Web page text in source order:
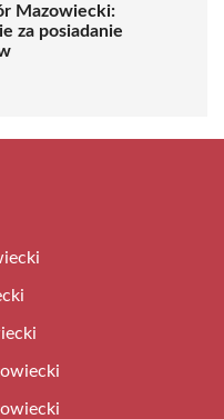
Mazowiecki:
za posiadanie